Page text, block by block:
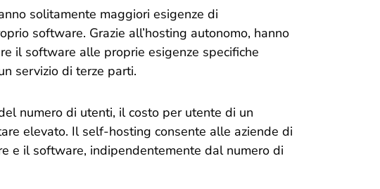
solitamente maggiori esigenze di
software. Grazie all’hosting autonomo, hanno
il software alle proprie esigenze specifiche
servizio di terze parti.
numero di utenti, il costo per utente di un
elevato. Il self-hosting consente alle aziende di
e il software, indipendentemente dal numero di